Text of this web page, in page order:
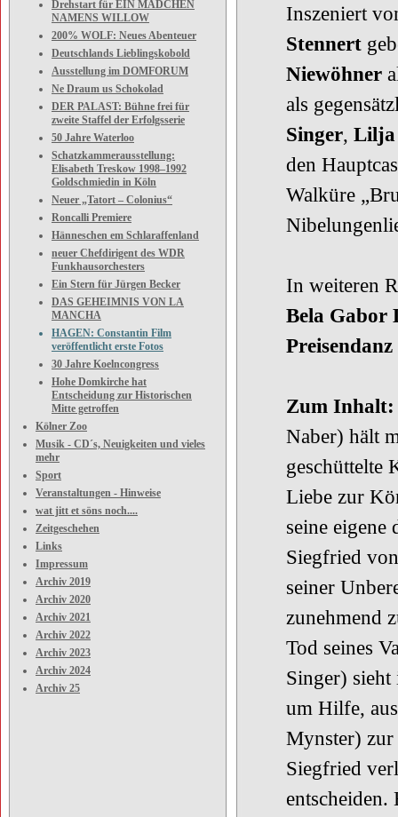
Drehstart für EIN MÄDCHEN
NAMENS WILLOW
200% WOLF: Neues Abenteuer
Deutschlands Lieblingskobold
Ausstellung im DOMFORUM
Ne Draum us Schokolad
DER PALAST: Bühne frei für
zweite Staffel der Erfolgsserie
50 Jahre Waterloo
Schatzkammerausstellung:
Elisabeth Treskow 1998–1992
Goldschmiedin in Köln
Neuer „Tatort – Colonius“
Roncalli Premiere
Hänneschen em Schlaraffenland
neuer Chefdirigent des WDR
Funkhausorchesters
Ein Stern für Jürgen Becker
DAS GEHEIMNIS VON LA
MANCHA
HAGEN: Constantin Film
veröffentlicht erste Fotos
30 Jahre Koelncongress
Hohe Domkirche hat
Entscheidung zur Historischen
Mitte getroffen
Kölner Zoo
Musik - CD´s, Neuigkeiten und vieles
mehr
Sport
Veranstaltungen - Hinweise
wat jitt et söns noch....
Zeitgeschehen
Links
Impressum
Archiv 2019
Archiv 2020
Archiv 2021
Archiv 2022
Archiv 2023
Archiv 2024
Archiv 25
Inszeniert
Stennert
Niewöhner
als
Singer, Lilja
den
Walküre
In weiteren
Bela Gabor
Preisendanz
Zum Inhalt:
Naber) hält
geschüttelte
Liebe zur
seine eigene
Siegfried
seiner
zunehmend
Tod seines
Singer) sieht
um Hilfe,
Mynster) zur
Siegfried